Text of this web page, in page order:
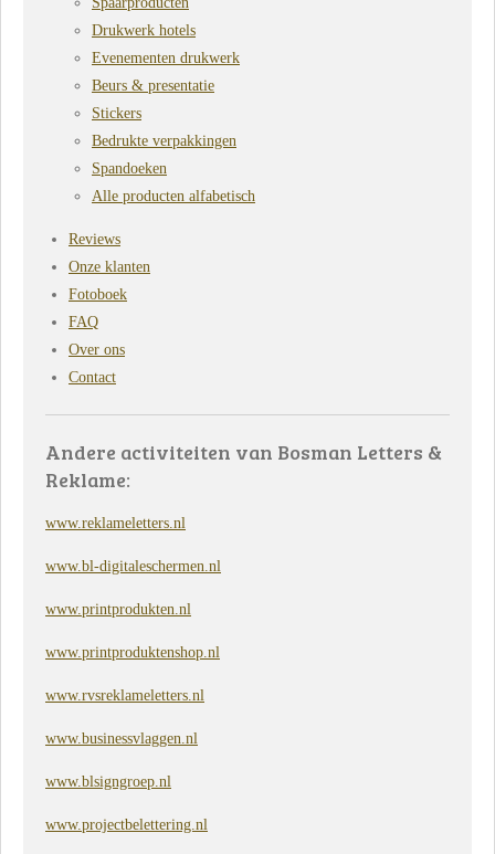
Drukwerk hotels
Evenementen drukwerk
Beurs & presentatie
Stickers
Bedrukte verpakkingen
Spandoeken
Alle producten alfabetisch
Reviews
Onze klanten
Fotoboek
FAQ
Over ons
Contact
Andere activiteiten van Bosman Letters &
Reklame:
www.reklameletters.nl
www.bl-digitaleschermen.nl
www.printprodukten.nl
www.printproduktenshop.nl
www.rvsreklameletters.nl
www.businessvlaggen.nl
www.blsigngroep.nl
www.projectbelettering.nl